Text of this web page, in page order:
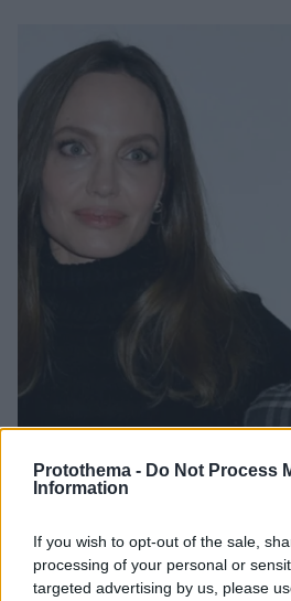
Protothema - Do Not Process
Information
If you wish to opt-out of the sale,
processing of your personal or
targeted advertising by us, please
Νέες λεπτομέρειες για το
Αντζελίνα Τζολί και του Μπραντ
γεμάτο αίμα, λέει μάρτυρας